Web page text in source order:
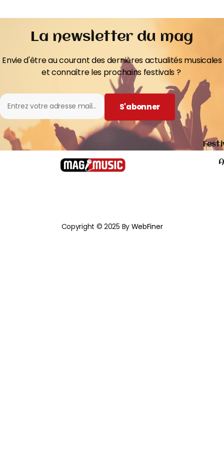
La newsletter du mag
Envie d'être au courant des dernières actualités musicales
et connaître les prochains festivals ?
S'abonner
Copyright © 2025 By WebFiner